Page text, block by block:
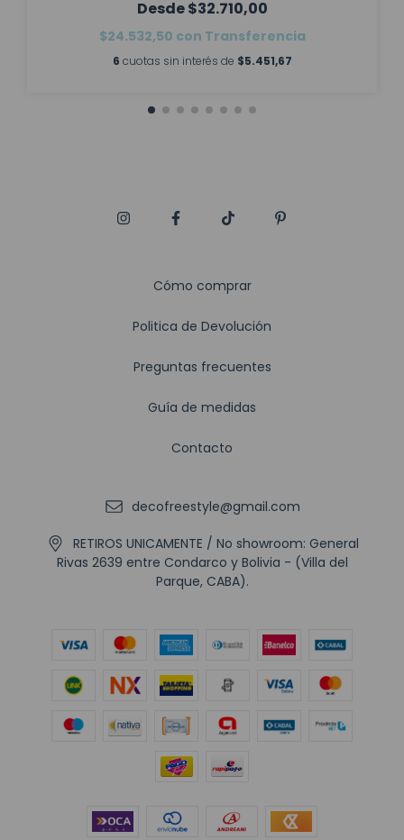
$32.710,00
$24.532,50 con Transferencia
6 cuotas sin interés de $5.451,67
Cómo comprar
Politica de Devolución
Preguntas frecuentes
Guía de medidas
Contacto
decofreestyle@gmail.com
RETIROS UNICAMENTE / No showroom: General
Rivas 2639 entre Condarco y Bolivia - (Villa del
Parque, CABA).